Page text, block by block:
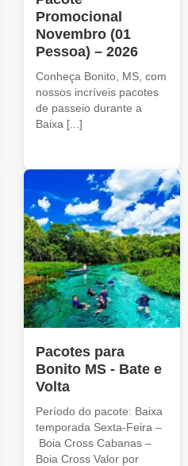
Promocional
Novembro (01
Pessoa) – 2026
Conheça Bonito, MS, com
nossos incríveis pacotes
de passeio durante a
Baixa [...]
Pacotes para
Bonito MS - Bate e
Volta
Período do pacote: Baixa
temporada Sexta-Feira –
Boia Cross Cabanas –
Boia Cross Valor por